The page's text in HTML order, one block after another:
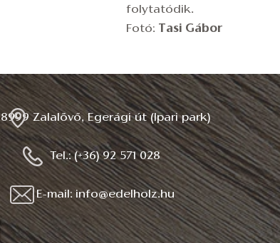
folytatódik.
Fotó: Tasi Gábor
8999 Zalalövő, Egerági út (Ipari park)
Tel.: (+36) 92 571 028
E-mail: info@edelholz.hu